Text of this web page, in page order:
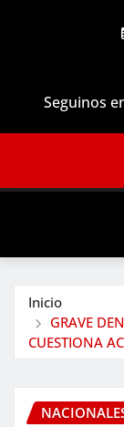
Seguinos
Inicio
GRAVE
CUESTIONA